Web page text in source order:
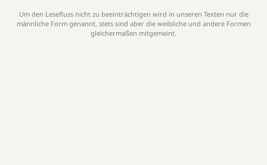
Um den Lesefluss nicht zu beeinträchtigen wird in unseren Texten nur die
männliche Form genannt, stets sind aber die weibliche und andere Formen
gleichermaßen mitgemeint.